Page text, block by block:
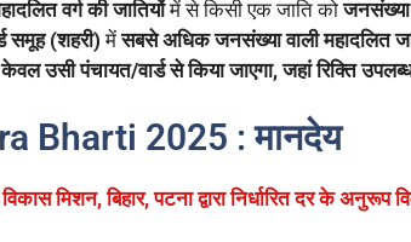
वर्ग की जातियोंमें से किसी एक जाति कोजनसंख्या
समूह (शहरी) मेंसबसे अधिक जनसंख्या वाली महादलित
उसी पंचायत/वार्ड से किया जाएगा, जहां रिक्ति उपलब्ध
Bharti 2025 :मानदेय
मिशन, बिहार, पटना द्वारा निर्धारित दर के अनुरूप